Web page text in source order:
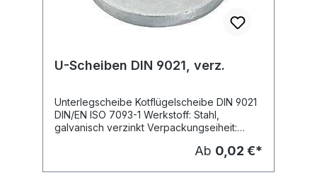
U-Scheiben DIN 9021, verz.
Unterlegscheibe Kotflügelscheibe DIN 9021
DIN/EN ISO 7093-1 Werkstoff: Stahl,
galvanisch verzinkt Verpackungseiheit:
Ab 0,02 €*